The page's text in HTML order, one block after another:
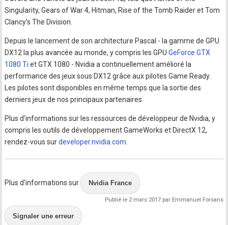
Singularity, Gears of War 4, Hitman, Rise of the Tomb Raider et Tom
Clancy's The Division.
Depuis le lancement de son architecture Pascal - la gamme de GPU
DX12 la plus avancée au monde, y compris les GPUGeForce GTX
1080 Ti et GTX 1080 - Nvidia a continuellement amélioré la
performance des jeux sous DX12 grâce aux pilotes Game Ready.
Les pilotes sont disponibles en même temps que la sortie des
derniers jeux de nos principaux partenaires.
Plus d'informations sur les ressources de développeur de Nvidia, y
compris les outils de développement GameWorks et DirectX 12,
rendez-vous surdeveloper.nvidia.com.
Plus d'informations sur Nvidia France
Publié le 2 mars 2017 par Emmanuel Forsans
Signaler une erreur